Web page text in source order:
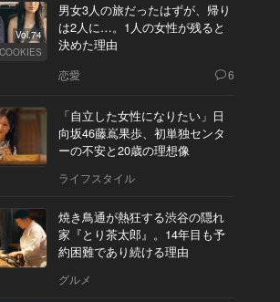
Vol.74
男女3人の旅だったはずが、帰り
は2人に…。1人の女性が残ると
決めた理由
恋愛 6
「自立した女性になりたい」日
向坂46藤嶌果歩、初単独センタ
ーの不安と20歳の理想像
ライフスタイル
焼き鳥通が熱狂する渋谷の隠れ
家『とり茶太郎』。14年目も予
約困難であり続ける理由
グルメ